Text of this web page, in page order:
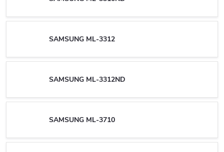
SAMSUNG ML-3312
SAMSUNG ML-3312ND
SAMSUNG ML-3710